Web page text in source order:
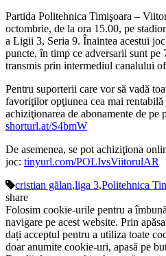
Partida Politehnica Timişoara –
octombrie, de la ora 15.00, pe
a Ligii 3, Seria 9. Înaintea acestui
puncte, în timp ce adversarii sunt pe
transmis prin intermediul canalului
Pentru suporterii care vor să vadă
favoriţilor opţiunea cea mai
achiziţionarea de abonamente de pe
shorturl.at/S4bmW
De asemenea, se pot achiziţiona
joc: tinyurl.com/POLIvsViitorulAR
cristian gălan,liga 3,Politehnica
share
Folosim cookie-urile pentru a
navigare pe acest website. Prin
dați acceptul pentru a utiliza toate
doar anumite cookie-uri, apasă pe